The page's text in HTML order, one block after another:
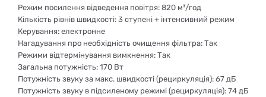
Режим посилення відведення повітря: 820 м³/год
Кількість рівнів швидкості: 3 ступені + інтенсивний режим
Керування: електронне
Нагадування про необхідність очищення фільтра: Так
Режими відтермінування вимкнення: Так
Загальна потужність: 170 Вт
Потужність звуку за макс. швидкості (рециркуляція): 67 дБ
Потужність звуку в підсиленому режимі (рециркуляція): 74 дБ